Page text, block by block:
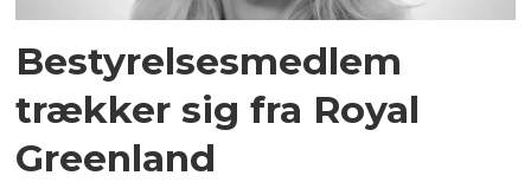
Bestyrelsesmedlem
trækker sig fra Royal
Greenland